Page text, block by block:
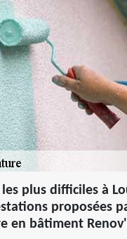
plus difficiles à
proposées
en bâtiment